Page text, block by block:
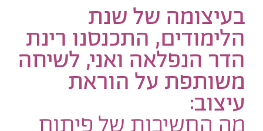
בעיצומה של שנת
הלימודים, התכנסנו רינת
הדר הנפלאה ואני, לשיחה
משותפת על הוראת
עיצוב: